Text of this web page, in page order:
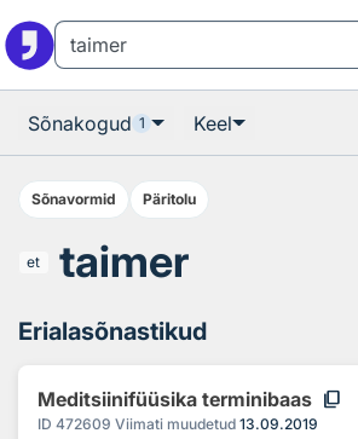
Sõnakogud 1 Keel
Sõnavormid Päritolu
et taimer
Erialasõnastikud
Meditsiinifüüsika terminibaas content_copy
ID 472609 Viimati muudetud 13.09.2019